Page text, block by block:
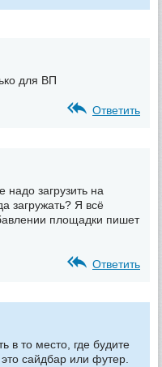
для ВП
Ответить
надо загрузить на
загружать? Я всё
площадки пишет
Ответить
в то место, где будите
сайдбар или футер.